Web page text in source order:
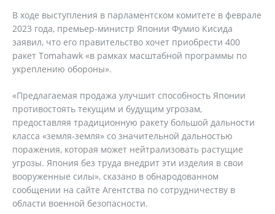
В ходе выступления в парламентском комитете в феврале
2023 года, премьер-министр Японии Фумио Кисида
заявил, что его правительство хочет приобрести 400
ракет Tomahawk «в рамках масштабной программы по
укреплению обороны».
«Предлагаемая продажа улучшит способность Японии
противостоять текущим и будущим угрозам,
предоставляя традиционную ракету большой дальности
класса «земля-земля» со значительной дальностью
поражения, которая может нейтрализовать растущие
угрозы. Япония без труда внедрит эти изделия в свои
вооруженные силы», сказано в обнародованном
сообщении на сайте Агентства по сотрудничеству в
области военной безопасности.